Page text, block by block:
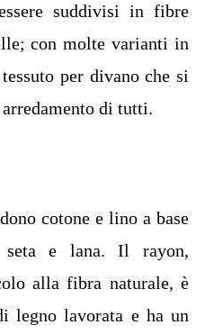
suddivisi in fibre
con molte varianti in
per divano che si
di tutti.
cotone e lino a base
seta e lana. Il rayon,
alla fibra naturale, è
legno lavorata e ha un